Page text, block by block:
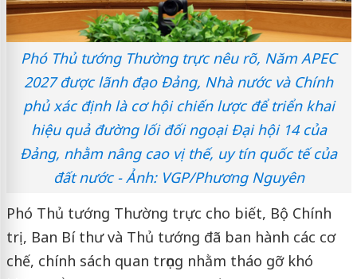
Phó Thủ tướng Thường trực nêu rõ, Năm APEC
2027 được lãnh đạo Đảng, Nhà nước và Chính
phủ xác định là cơ hội chiến lược để triển khai
hiệu quả đường lối đối ngoại Đại hội 14 của
Đảng, nhằm nâng cao vị thế, uy tín quốc tế của
đất nước - Ảnh: VGP/Phương Nguyên
Phó Thủ tướng Thường trực cho biết, Bộ Chính
trị, Ban Bí thư và Thủ tướng đã ban hành các cơ
chế, chính sách quan trọng nhằm tháo gỡ khó